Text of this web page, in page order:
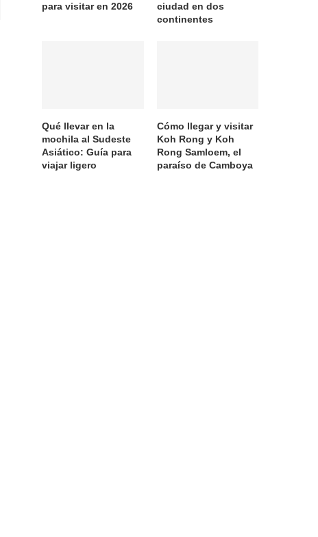
para visitar en 2026
ciudad en dos
continentes
Qué llevar en la
mochila al Sudeste
Asiático: Guía para
viajar ligero
Cómo llegar y visitar
Koh Rong y Koh
Rong Samloem, el
paraíso de Camboya